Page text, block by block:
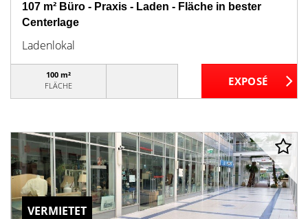
107 m² Büro - Praxis - Laden - Fläche in bester
Centerlage
Ladenlokal
100 m²
FLÄCHE
VERMIETET